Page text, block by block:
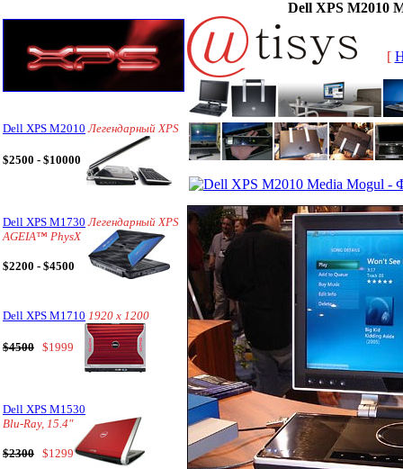
Dell XPS M2010
Dell XPS M2010 Легендарный XPS
$2500 - $10000
Dell XPS M1730 Легендарный XPS
AGEIA™ PhysX
$2200 - $4500
Dell XPS M1710 1920 x 1200
$4500 $1999
Dell XPS M1530
Blu-Ray, 15.4"
$2300 $1299
[